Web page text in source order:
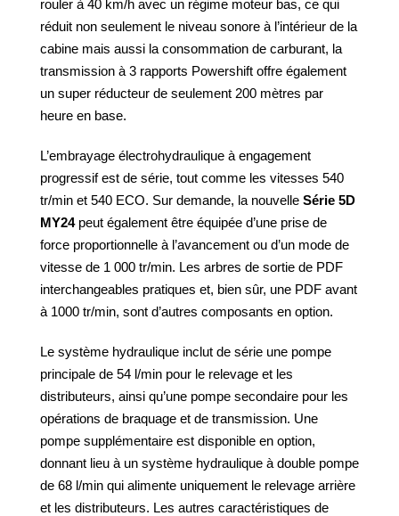
rouler à 40 km/h avec un régime moteur bas, ce qui
réduit non seulement le niveau sonore à l’intérieur de la
cabine mais aussi la consommation de carburant, la
transmission à 3 rapports Powershift offre également
un super réducteur de seulement 200 mètres par
heure en base.
L’embrayage électrohydraulique à engagement
progressif est de série, tout comme les vitesses 540
tr/min et 540 ECO. Sur demande, la nouvelle Série 5D
MY24 peut également être équipée d’une prise de
force proportionnelle à l’avancement ou d’un mode de
vitesse de 1 000 tr/min. Les arbres de sortie de PDF
interchangeables pratiques et, bien sûr, une PDF avant
à 1000 tr/min, sont d’autres composants en option.
Le système hydraulique inclut de série une pompe
principale de 54 l/min pour le relevage et les
distributeurs, ainsi qu’une pompe secondaire pour les
opérations de braquage et de transmission. Une
pompe supplémentaire est disponible en option,
donnant lieu à un système hydraulique à double pompe
de 68 l/min qui alimente uniquement le relevage arrière
et les distributeurs. Les autres caractéristiques de